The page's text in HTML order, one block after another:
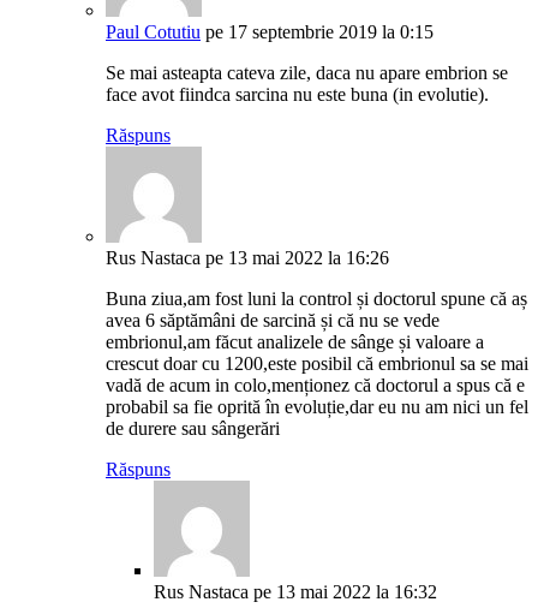
Paul Cotutiu pe 17 septembrie 2019 la 0:15
Se mai asteapta cateva zile, daca nu apare embrion se
face avot fiindca sarcina nu este buna (in evolutie).
Răspuns
Rus Nastaca pe 13 mai 2022 la 16:26
Buna ziua,am fost luni la control și doctorul spune că aș
avea 6 săptămâni de sarcină și că nu se vede
embrionul,am făcut analizele de sânge și valoare a
crescut doar cu 1200,este posibil că embrionul sa se mai
vadă de acum in colo,menționez că doctorul a spus că e
probabil sa fie oprită în evoluție,dar eu nu am nici un fel
de durere sau sângerări
Răspuns
Rus Nastaca pe 13 mai 2022 la 16:32